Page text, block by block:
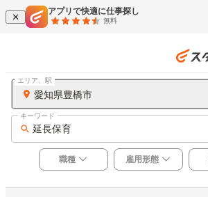
アプリで快適に仕事探し
無料
愛知県豊橋市
エリア、駅
延長保育
キーワード
職種 雇用形態